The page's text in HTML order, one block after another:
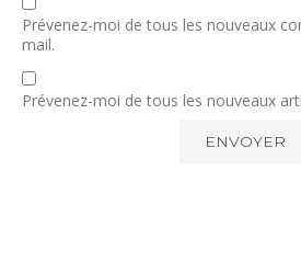
Prévenez-moi de tous les nouveaux
mail.
Prévenez-moi de tous les nouveaux